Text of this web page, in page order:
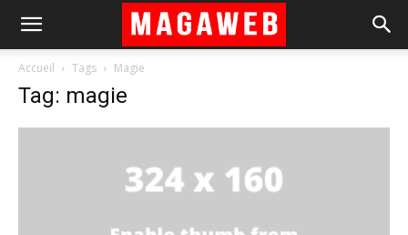
Accueil Tags Magie
Tag: magie